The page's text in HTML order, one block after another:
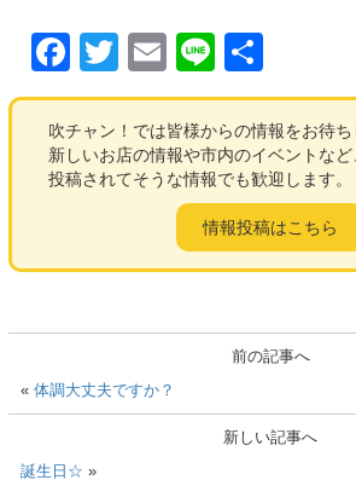
F
a
c
e
o
k
T
wi
tt
er
E
m
ail
Li
n
e
有
吹チャン！では皆様からの情報をお待ち
新しいお店の情報や市内のイベントな
投稿されてそうな情報でも歓迎します。
情報投稿はこちら
前の記事へ
«体調大丈夫ですか？
新しい記事へ
誕生日☆ »